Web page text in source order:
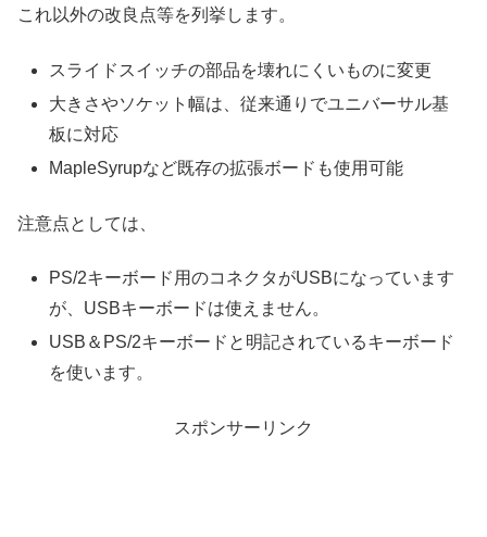
これ以外の改良点等を列挙します。
スライドスイッチの部品を壊れにくいものに変更
大きさやソケット幅は、従来通りでユニバーサル基
板に対応
MapleSyrupなど既存の拡張ボードも使用可能
注意点としては、
PS/2キーボード用のコネクタがUSBになっています
が、USBキーボードは使えません。
USB＆PS/2キーボードと明記されているキーボード
を使います。
スポンサーリンク